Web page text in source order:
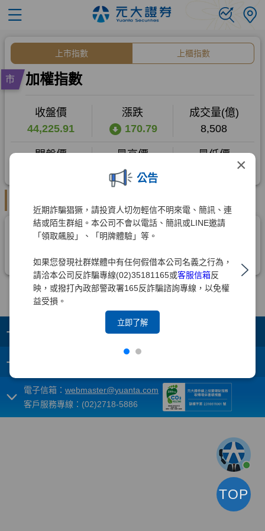
×
公告
近期詐騙猖獗，請投資人切勿輕信不明來電、簡訊、連
結或陌生群組。本公司不會以電話、簡訊或LINE邀請
「領取飆股」、「明牌體驗」等。
如果您發現社群媒體中有任何假借本公司名義之行為，
請洽本公司反詐騙專線(02)35181165或客服信箱反
映，或撥打內政部警政署165反詐騙諮詢專線，以免權
益受損。
立即了解
+
+
電子信箱： webmaster@yuanta.com
客戶服務專線：(02)2718-5886
TOP